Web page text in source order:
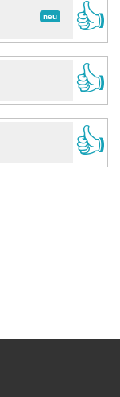
neu
👍
👍
👍